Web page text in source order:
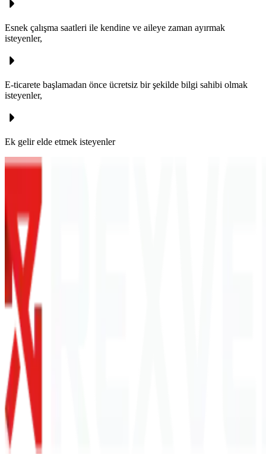
Esnek çalışma saatleri ile kendine ve aileye zaman ayırmak
isteyenler,
E-ticarete başlamadan önce ücretsiz bir şekilde bilgi sahibi olmak
isteyenler,
Ek gelir elde etmek isteyenler